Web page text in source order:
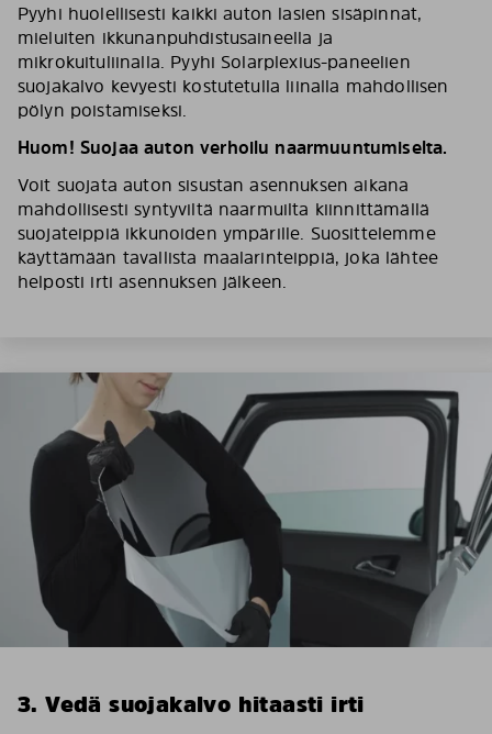
Pyyhi huolellisesti kaikki auton lasien sisäpinnat,
mieluiten ikkunanpuhdistusaineella ja
mikrokuituliinalla. Pyyhi Solarplexius-paneelien
suojakalvo kevyesti kostutetulla liinalla mahdollisen
pölyn poistamiseksi.
Huom! Suojaa auton verhoilu naarmuuntumiselta.
Voit suojata auton sisustan asennuksen aikana
mahdollisesti syntyviltä naarmuilta kiinnittämällä
suojateippiä ikkunoiden ympärille. Suosittelemme
käyttämään tavallista maalarinteippiä, joka lähtee
helposti irti asennuksen jälkeen.
3. Vedä suojakalvo hitaasti irti